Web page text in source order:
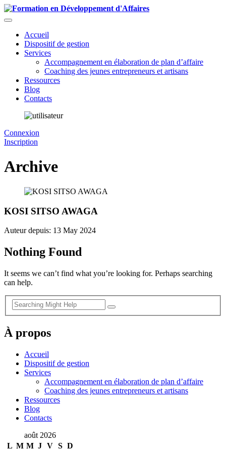
Accueil
Dispositif de gestion
Services
Accompagnement en élaboration de plan d’affaire
Coaching des jeunes entrepreneurs et artisans
Ressources
Blog
Contacts
Connexion
Inscription
Archive
KOSI SITSO AWAGA
Auteur depuis: 13 May 2024
Nothing Found
It seems we can’t find what you’re looking for. Perhaps searching
can help.
À propos
Accueil
Dispositif de gestion
Services
Accompagnement en élaboration de plan d’affaire
Coaching des jeunes entrepreneurs et artisans
Ressources
Blog
Contacts
août 2026
L M M J V S D